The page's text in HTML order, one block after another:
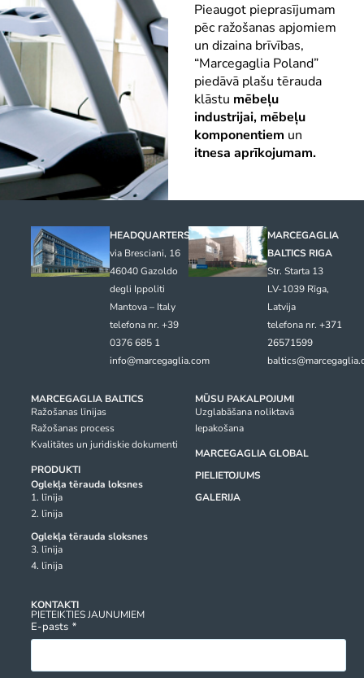
Pieaugot pieprasījumam
pēc ražošanas apjomiem
un dizaina brīvības,
“Marcegaglia Poland”
piedāvā plašu tērauda
klāstu mēbeļu
industrijai, mēbeļu
komponentiem un
itnesa aprīkojumam.
MARCEGAGLIA
BALTICS RIGA
Str. Starta 13
LV-1039 Rīga,
Latvija
telefona nr. +371
26571599
HEADQUARTERS
via Bresciani, 16
46040 Gazoldo
degli Ippoliti
Mantova – Italy
telefona nr. +39
0376 685 1
info@marcegaglia.com
MARCEGAGLIA BALTICS
Ražošanas līnijas
Ražošanas process
Kvalitātes un juridiskie dokumenti
PRODUKTI
Oglekļa tērauda loksnes
1. līnija
2. līnija
Oglekļa tērauda sloksnes
3. līnija
4. līnija
MŪSU PAKALPOJUMI
Uzglabāšana noliktavā
Iepakošana
MARCEGAGLIA GLOBAL
PIELIETOJUMS
GALERIJA
KONTAKTI
PIETEIKTIES JAUNUMIEM
E-pasts *